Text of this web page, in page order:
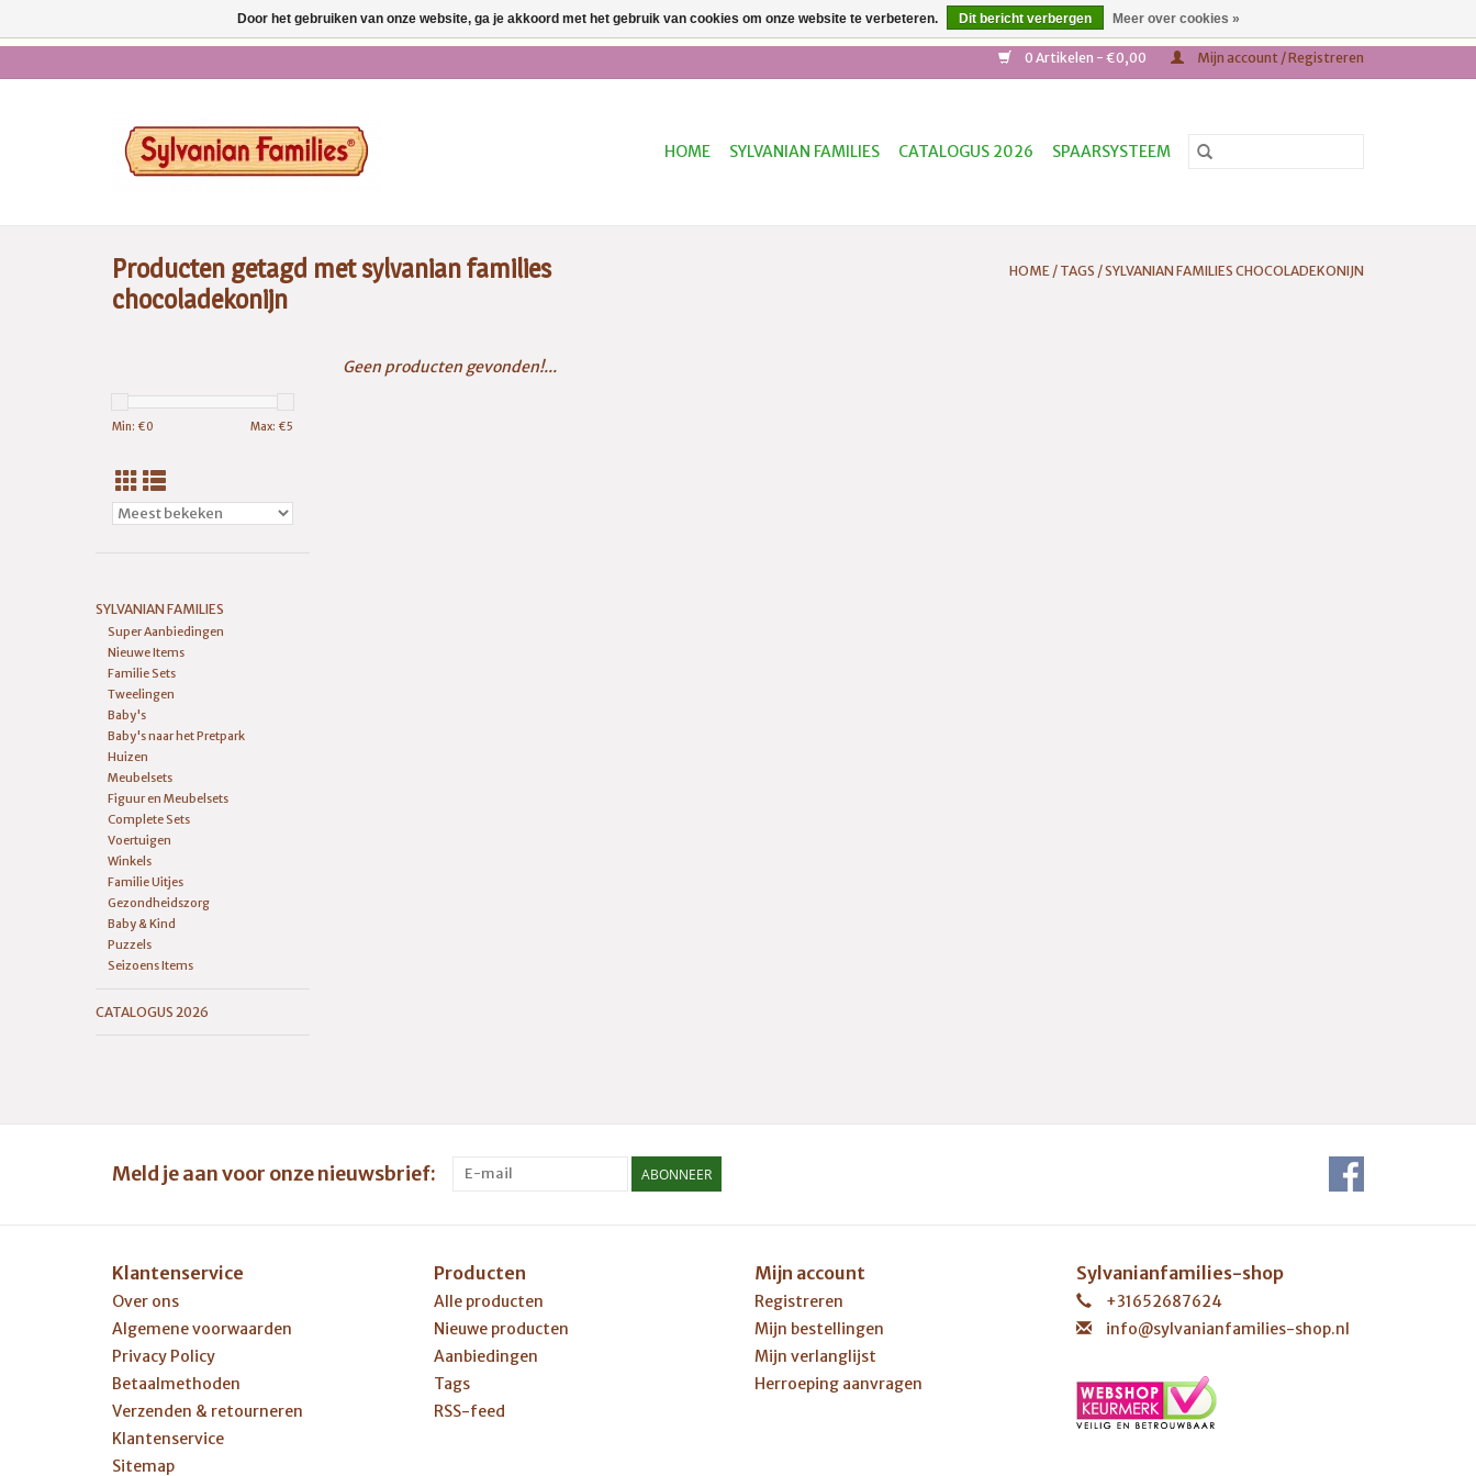
0 Artikelen - €0,00 Mijn account / Registreren
HOME SYLVANIAN FAMILIES CATALOGUS 2026 SPAARSYSTEEM
Producten getagd met sylvanian families
chocoladekonijn
HOME / TAGS /SYLVANIAN FAMILIES CHOCOLADEKONIJN
Min: €0 Max: €5
SYLVANIAN FAMILIES
Super Aanbiedingen
Nieuwe Items
Familie Sets
Tweelingen
Baby's
Baby's naar het Pretpark
Huizen
Meubelsets
Figuur en Meubelsets
Complete Sets
Voertuigen
Winkels
Familie Uitjes
Gezondheidszorg
Baby & Kind
Puzzels
Seizoens Items
CATALOGUS 2026
Geen producten gevonden!...
Meld je aan voor onze nieuwsbrief: ABONNEER
Klantenservice
Over ons
Algemene voorwaarden
Privacy Policy
Betaalmethoden
Verzenden & retourneren
Klantenservice
Sitemap
Producten
Alle producten
Nieuwe producten
Aanbiedingen
Tags
RSS-feed
Mijn account
Registreren
Mijn bestellingen
Mijn verlanglijst
Herroeping aanvragen
Sylvanianfamilies-shop
+31652687624
info@sylvanianfamilies-shop.nl
Door het gebruiken van onze website, ga je akkoord met het gebruik van cookies om onze website te verbeteren. Dit bericht verbergen Meer over cookies »
* Ma t/m vr voor 14.00 uur besteld, dezelfde dag verzonden * Gratis verzending vanaf €50,- * Tel: +31(0)652687624